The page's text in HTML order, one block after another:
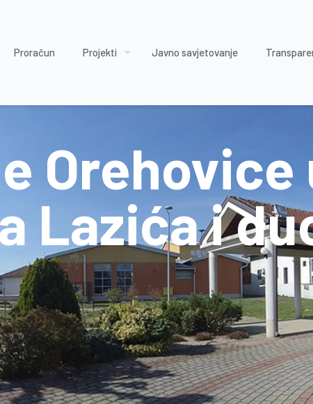
Proračun Projekti Javno savjetovanje
Orehovice
Lazića i